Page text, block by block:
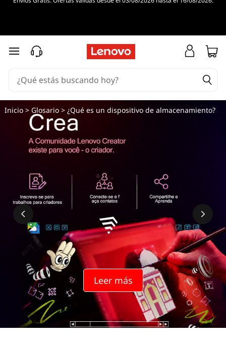
Ir al contenido principal
Leer más
Inicio> Glosario> ¿Qué es un dispositivo de almacenamiento?